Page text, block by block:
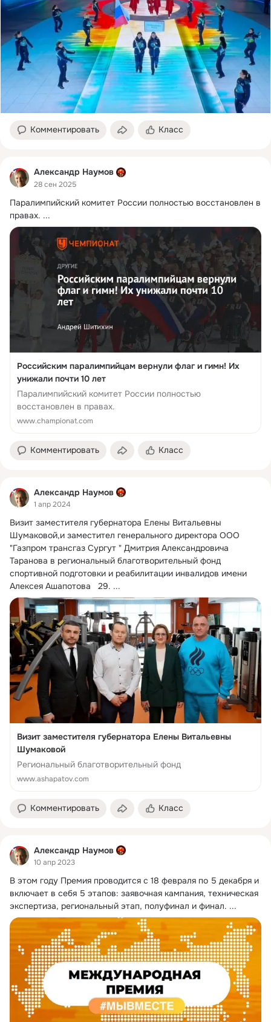
Комментировать Класс
Александр Наумов
28 сен 2025
Паралимпийский комитет России полностью восстановлен в
правах. ...
Российским паралимпийцам вернули флаг и гимн! Их
унижали почти 10 лет
Паралимпийский комитет России полностью
восстановлен в правах.
www.championat.com
Комментировать Класс
Александр Наумов
1 апр 2024
Визит заместителя губернатора Елены Витальевны
Шумаковой,и заместител генерального директора ООО
"Газпром трансгаз Сургут " Дмитрия Александровича
Таранова в региональный благотворительный фонд
спортивной подготовки и реабилитации инвалидов имени
Алексея Ашапотова   29. ...
Визит заместителя губернатора Елены Витальевны
Шумаковой
Региональный благотворительный фонд
www.ashapatov.com
Комментировать Класс
Александр Наумов
10 апр 2023
В этом году Премия проводится с 18 февраля по 5 декабря и
включает в себя 5 этапов: заявочная кампания, техническая
экспертиза, региональный этап, полуфинал и финал. ...